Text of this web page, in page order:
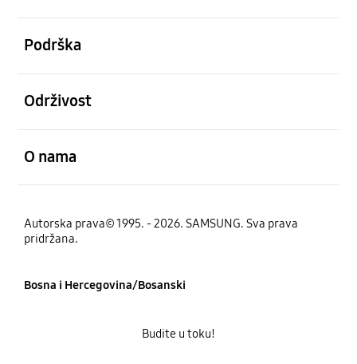
Podrška
Održivost
O nama
Autorska prava© 1995. - 2026. SAMSUNG. Sva prava
pridržana.
Bosna i Hercegovina/Bosanski
Budite u toku!